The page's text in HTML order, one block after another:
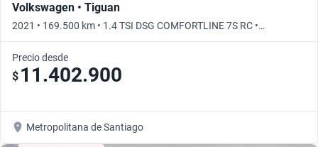
Volkswagen • Tiguan
2021 • 169.500 km • 1.4 TSI DSG COMFORTLINE 7S RC •
Automático
Precio desde
$ 11.402.900
Metropolitana de Santiago